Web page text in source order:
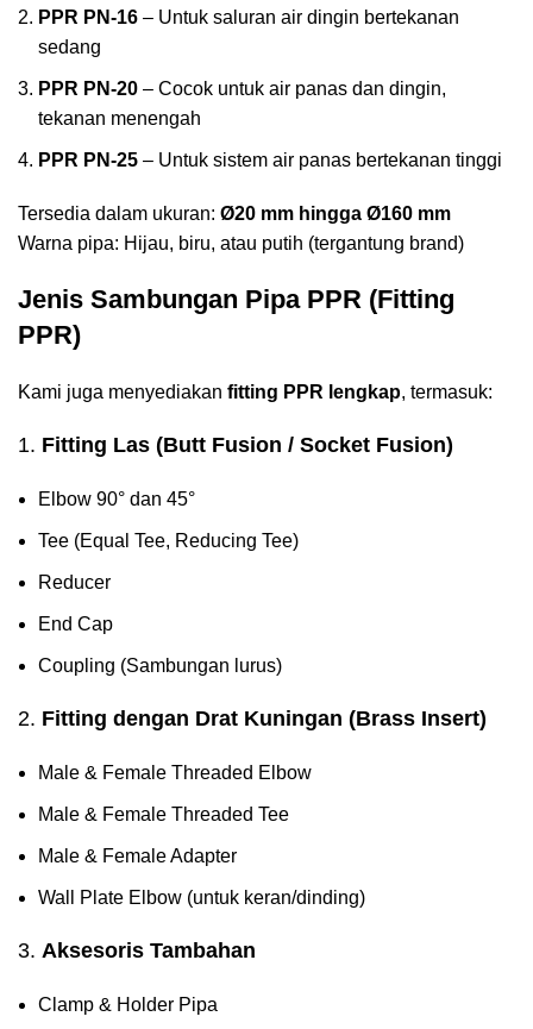
PPR PN-16 – Untuk saluran air dingin bertekanan
sedang
PPR PN-20 – Cocok untuk air panas dan dingin,
tekanan menengah
PPR PN-25 – Untuk sistem air panas bertekanan tinggi
Tersedia dalam ukuran: Ø20 mm hingga Ø160 mm
Warna pipa: Hijau, biru, atau putih (tergantung brand)
Jenis Sambungan Pipa PPR (Fitting
PPR)
Kami juga menyediakan fitting PPR lengkap, termasuk:
1. Fitting Las (Butt Fusion / Socket Fusion)
Elbow 90° dan 45°
Tee (Equal Tee, Reducing Tee)
Reducer
End Cap
Coupling (Sambungan lurus)
2. Fitting dengan Drat Kuningan (Brass Insert)
Male & Female Threaded Elbow
Male & Female Threaded Tee
Male & Female Adapter
Wall Plate Elbow (untuk keran/dinding)
3. Aksesoris Tambahan
Clamp & Holder Pipa